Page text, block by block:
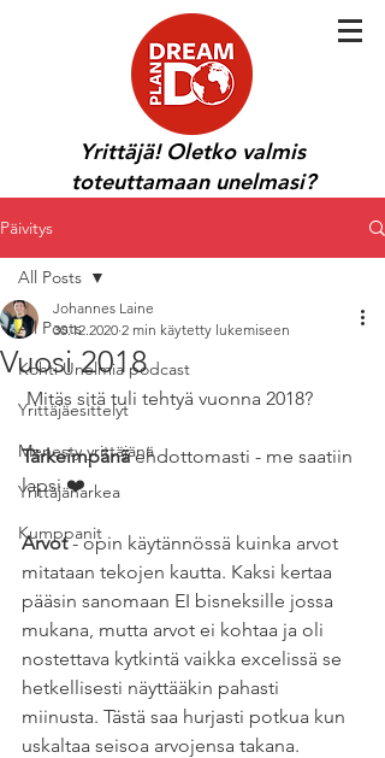
Yrittäjä! Oletko valmis
toteuttamaan unelmasi?
Päivitys
All Posts
Kohti Unelmia podcast
Yrittäjäesittelyt
Menesty yrittäjänä
Yrittäjänarkea
Kumppanit
All Posts
Vuosi 2018
Johannes Laine
30.12.2020 2 min käytetty lukemiseen
Mitäs sitä tuli tehtyä vuonna 2018?
Tärkeimpänä ehdottomasti - me saatiin
lapsi ❤️
Arvot - opin käytännössä kuinka arvot
mitataan tekojen kautta. Kaksi kertaa
pääsin sanomaan EI bisneksille jossa
mukana, mutta arvot ei kohtaa ja oli
nostettava kytkintä vaikka excelissä se
hetkellisesti näyttääkin pahasti
miinusta. Tästä saa hurjasti potkua kun
uskaltaa seisoa arvojensa takana.